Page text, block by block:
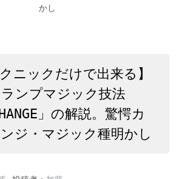
クニックだけで出来る】
ンプマジック技法
」の解説。驚愕カ
ジ・マジック種明かし